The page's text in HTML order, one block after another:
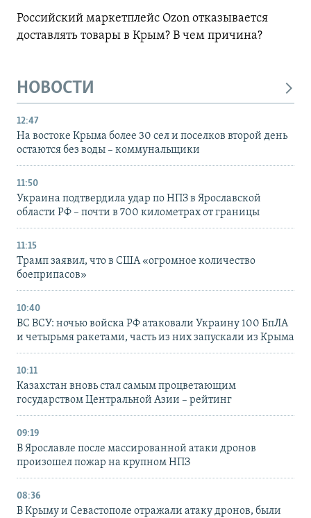
Российский маркетплейс Ozon отказывается
доставлять товары в Крым? В чем причина?
НОВОСТИ
12:47
На востоке Крыма более 30 сел и поселков второй день
остаются без воды – коммунальщики
11:50
Украина подтвердила удар по НПЗ в Ярославской
области РФ – почти в 700 километрах от границы
11:15
Трамп заявил, что в США «огромное количество
боеприпасов»
10:40
ВС ВСУ: ночью войска РФ атаковали Украину 100 БпЛА
и четырьмя ракетами, часть из них запускали из Крыма
10:11
Казахстан вновь стал самым процветающим
государством Центральной Азии – рейтинг
09:19
В Ярославле после массированной атаки дронов
произошел пожар на крупном НПЗ
08:36
В Крыму и Севастополе отражали атаку дронов, были